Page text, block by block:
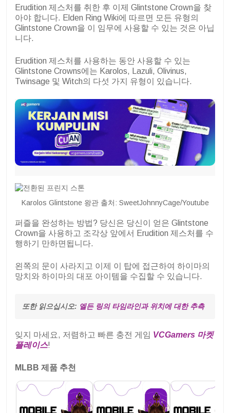
Erudition 제스처를 취한 후 이제 Glintstone Crown을 찾
아야 합니다. Elden Ring Wiki에 따르면 모든 유형의
Glintstone Crown을 이 임무에 사용할 수 있는 것은 아닙
니다.
Erudition 제스처를 사용하는 동안 사용할 수 있는
Glintstone Crowns에는 Karolos, Lazuli, Olivinus,
Twinsage 및 Witch의 다섯 가지 유형이 있습니다.
Karolos Glintstone 왕관 출처: SweetJohnnyCage/Youtube
퍼즐을 완성하는 방법? 당신은 당신이 얻은 Glintstone
Crown을 사용하고 조각상 앞에서 Erudition 제스처를 수
행하기 만하면됩니다.
왼쪽의 문이 사라지고 이제 이 탑에 접근하여 하이마의
망치와 하이마의 대포 아이템을 수집할 수 있습니다.
또한 읽으십시오: 엘든 링의 타임라인과 위치에 대한 추측
잊지 마세요, 저렴하고 빠른 충전 게임 VCGamers 마켓
플레이스!
MLBB 제품 추천